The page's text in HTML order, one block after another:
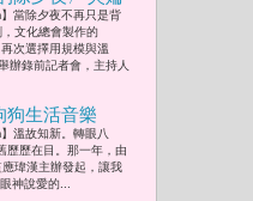
點燃跨世代的
動選手 超過600
當除夕夜不再只是背
文化總會製作的
次選擇用規模與溫
辦錄前記者會，主持人
狗生活音樂
Company、葉山
共同演出 金馬
音監制
溫故知新。轉眼八
歷歷在目。那一年，由
瑋漢主辦發起，讓我
神說愛的...